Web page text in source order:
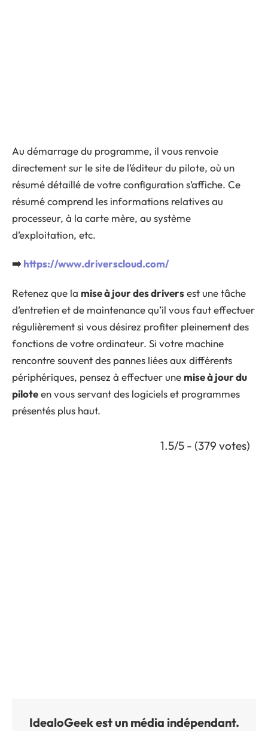
Au démarrage du programme, il vous renvoie
directement sur le site de l’éditeur du pilote, où un
résumé détaillé de votre configuration s’affiche. Ce
résumé comprend les informations relatives au
processeur, à la carte mère, au système
d’exploitation, etc.
➡️https://www.driverscloud.com/
Retenez que la mise à jour des driversest une tâche
d’entretien et de maintenance qu’il vous faut effectuer
régulièrement si vous désirez profiter pleinement des
fonctions de votre ordinateur. Si votre machine
rencontre souvent des pannes liées aux différents
périphériques, pensez à effectuer une mise à jour du
piloteen vous servant des logiciels et programmes
présentés plus haut.
1.5/5 - (379 votes)
IdealoGeek est un média indépendant.